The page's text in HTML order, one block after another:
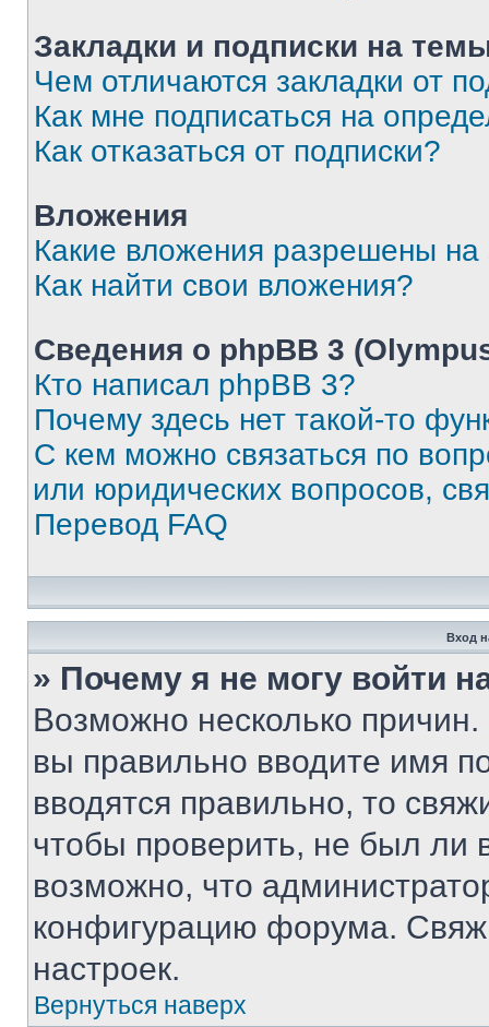
Закладки и подписки на
Чем отличаются закладки от
Как мне подписаться на
Как отказаться от подписки?
Вложения
Какие вложения разрешены
Как найти свои вложения?
Сведения о phpBB 3
Кто написал phpBB 3?
Почему здесь нет такой-то
С кем можно связаться по
или юридических вопросов,
Перевод FAQ
Вход
» Почему я не могу войти
Возможно несколько
вы правильно вводите имя
вводятся правильно, то
чтобы проверить, не был ли
возможно, что
конфигурацию форума.
настроек.
Вернуться наверх